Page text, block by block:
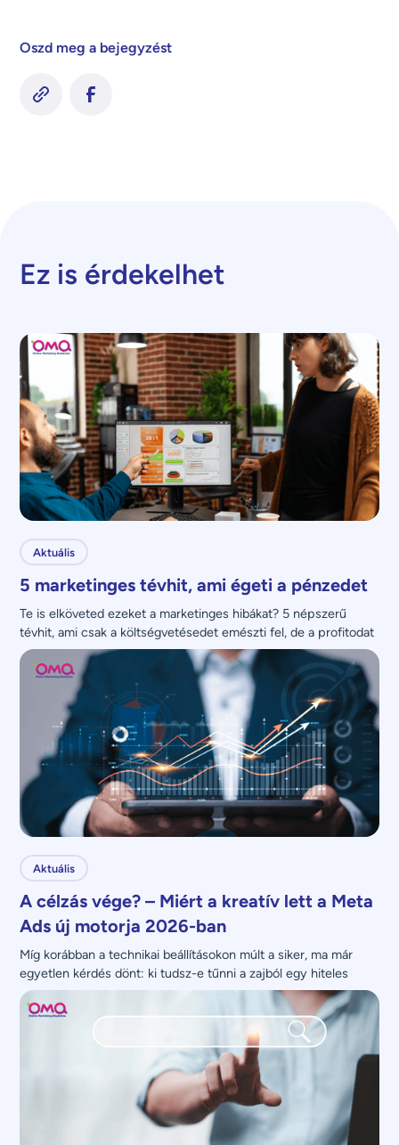
Oszd meg a bejegyzést
Ez is érdekelhet
Aktuális
5 marketinges tévhit, ami égeti a pénzedet
Te is elköveted ezeket a marketinges hibákat? 5 népszerű
tévhit, ami csak a költségvetésedet emészti fel, de a profitodat
nem növeli.
Aktuális
A célzás vége? – Miért a kreatív lett a Meta
Ads új motorja 2026-ban
Míg korábban a technikai beállításokon múlt a siker, ma már
egyetlen kérdés dönt: ki tudsz-e tűnni a zajból egy hiteles
üzenettel?